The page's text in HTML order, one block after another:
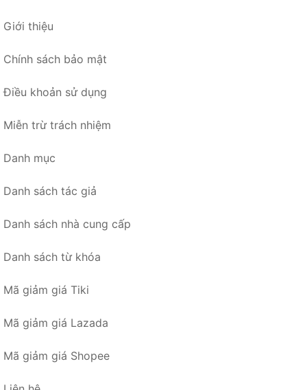
Giới thiệu
Chính sách bảo mật
Điều khoản sử dụng
Miễn trừ trách nhiệm
Danh mục
Danh sách tác giả
Danh sách nhà cung cấp
Danh sách từ khóa
Mã giảm giá Tiki
Mã giảm giá Lazada
Mã giảm giá Shopee